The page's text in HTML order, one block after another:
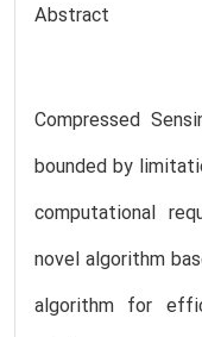
Abstract
Compressed
bounded by
computational
novel algorithm
algorithm for